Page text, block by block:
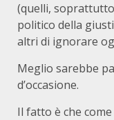
(quelli, soprattutto
politico della
altri di ignorare
Meglio sarebbe
d’occasione.
Il fatto è che